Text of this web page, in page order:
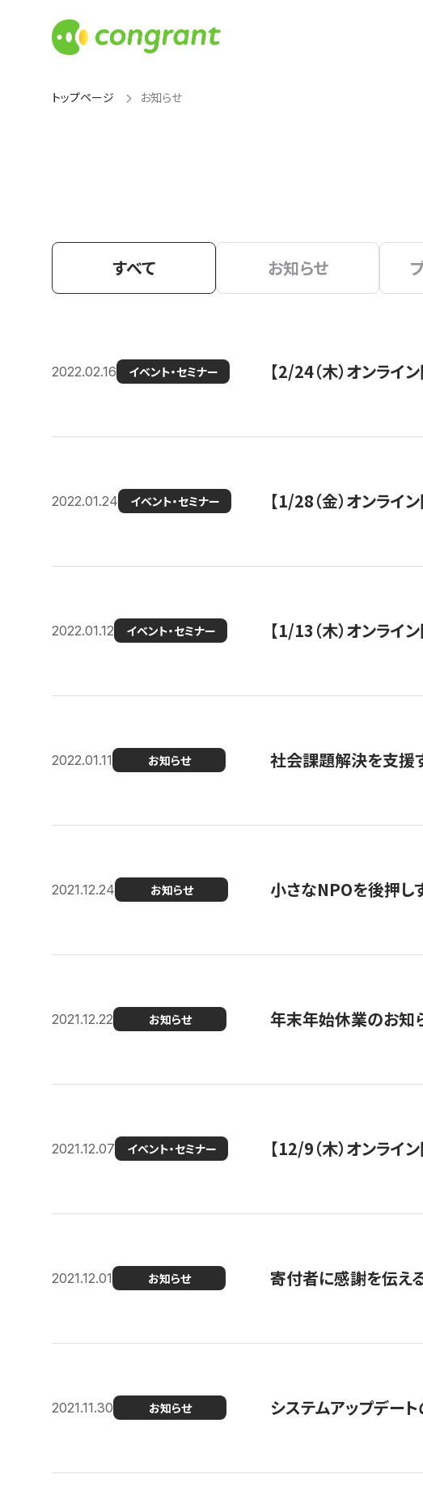
トップページ お知らせ
すべて お知らせ
2022.02.16 イベント・セミナー 【2/24（木）オンラ
2022.01.24 イベント・セミナー 【1/28（金）オンライ
2022.01.12 イベント・セミナー 【1/13（木）オンライ
2022.01.11 お知らせ 社会課題解決を支援
2021.12.24 お知らせ 小さなNPOを後押し
2021.12.22 お知らせ 年末年始休業のお知
2021.12.07 イベント・セミナー 【12/9（木）オンラ
2021.12.01 お知らせ 寄付者に感謝を伝え
2021.11.30 お知らせ システムアップデート